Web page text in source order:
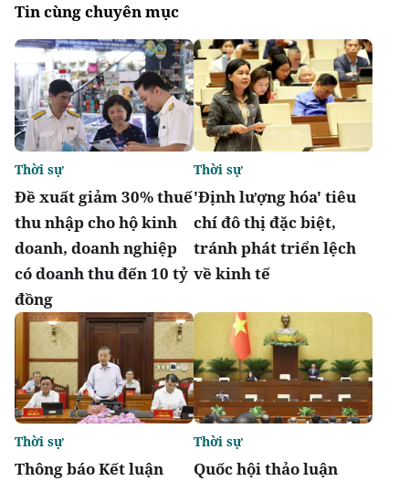
Tin cùng chuyên mục
Đề xuất giảm 30% thuế
thu nhập cho hộ kinh
doanh, doanh nghiệp
có doanh thu đến 10 tỷ
đồng
Thời sự
'Định lượng hóa' tiêu
chí đô thị đặc biệt,
tránh phát triển lệch
về kinh tế
Thời sự
Thông báo Kết luận
Thời sự
Quốc hội thảo luận
Thời sự